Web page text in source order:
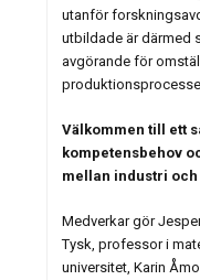
utanför
utbildade är därmed
avgörande för
Välkommen till ett
kompetensbehov
mellan industri och
Medverkar gör
Tysk, professor i
universitet, Karin